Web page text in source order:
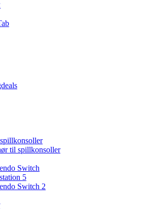
til spillkonsoller
Switch
5
Switch 2